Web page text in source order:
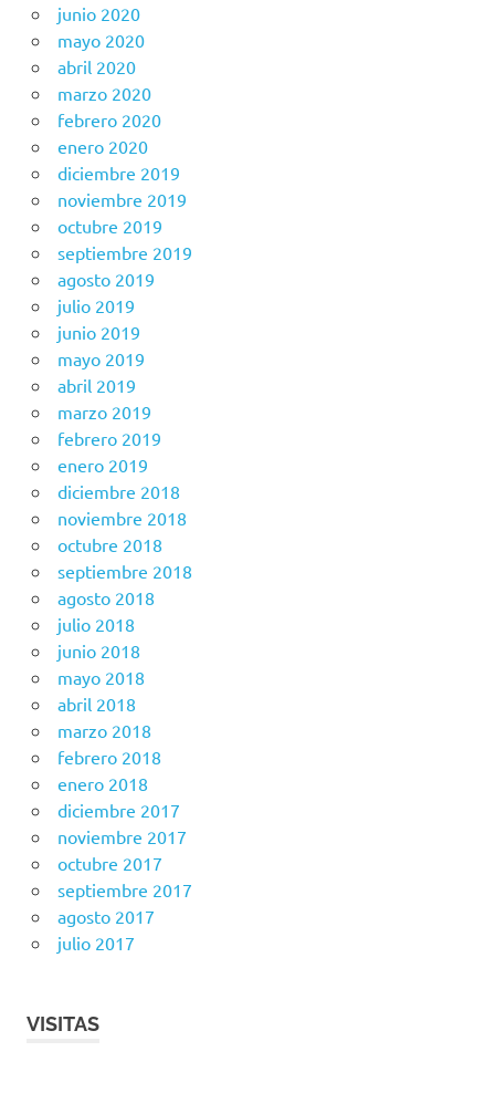
junio 2020
mayo 2020
abril 2020
marzo 2020
febrero 2020
enero 2020
diciembre 2019
noviembre 2019
octubre 2019
septiembre 2019
agosto 2019
julio 2019
junio 2019
mayo 2019
abril 2019
marzo 2019
febrero 2019
enero 2019
diciembre 2018
noviembre 2018
octubre 2018
septiembre 2018
agosto 2018
julio 2018
junio 2018
mayo 2018
abril 2018
marzo 2018
febrero 2018
enero 2018
diciembre 2017
noviembre 2017
octubre 2017
septiembre 2017
agosto 2017
julio 2017
VISITAS